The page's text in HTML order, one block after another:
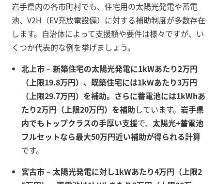
岩手県内の各市町村でも、住宅用の太陽光発電や蓄電
池、V2H（EV充放電設備）に対する補助制度が多数存在
します。自治体によって支援額や要件は様々ですが、い
くつか代表的な例を挙げましょう。
北上市– 新築住宅の太陽光発電に1kWあたり2万円
（上限19.8万円）、既築住宅には1kWあたり3万円
（上限29.7万円）を補助。さらに蓄電池には1kWhあ
たり2万円（上限20万円）を補助しています。 岩手県
内でもトップクラスの手厚い支援で、 太陽光+蓄電池
フルセットなら最大50万円近い補助が得られる計算
です。
宮古市– 太陽光発電に対し1kWあたり4万円（上限2